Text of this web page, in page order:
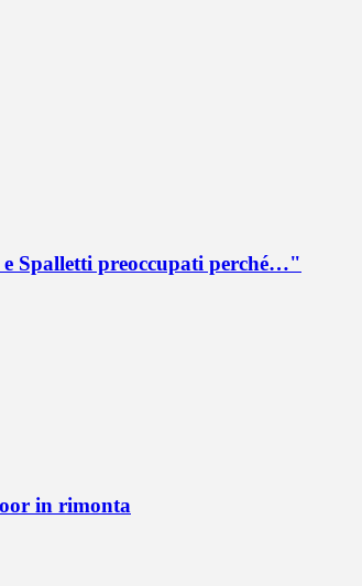
Spalletti preoccupati perché…"
in rimonta